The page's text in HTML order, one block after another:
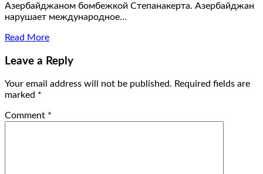
Азербайджаном бомбежкой Степанакерта. Азербайджан
нарушает международное…
Read More
Leave a Reply
Your email address will not be published. Required fields are
marked *
Comment *